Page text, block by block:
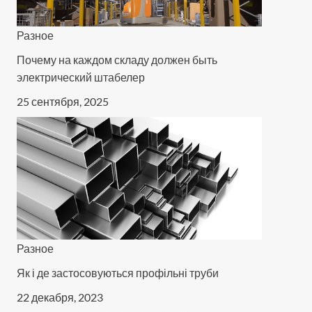
Разное
Почему на каждом складу должен быть
электрический штабелер
25 сентября, 2025
Разное
Як і де застосовуються профільні труби
22 декабря, 2023